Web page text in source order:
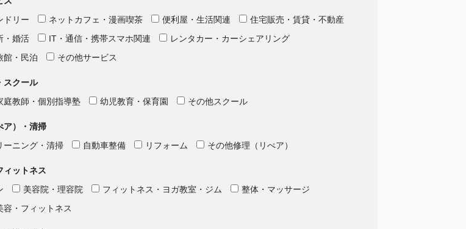
ドリー
ネットカフェ・漫画喫茶 便利屋・生活関連
住宅販売・賃貸・不動産
・婚活
IT・通信・携帯スマホ関連
レンタカー・カーシェアリング
館・民泊
その他サービス
スクール
庭教師・個別指導塾
幼児教育・保育園 その他スクール
ア）・清掃
ーニング・清掃
自動車整備 リフォーム その他修理（リぺア）
ィットネス
美容院・理容院 フィットネス・ヨガ教室・ジム
整体・マッサージ
容・フィットネス